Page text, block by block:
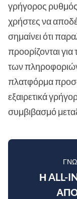
γρήγορος ρυθμός
χρήστες να
σημαίνει ότι
προορίζονται
των
πλατφόρμα
εξαιρετικά
συμβιβασμό
Η ALL-